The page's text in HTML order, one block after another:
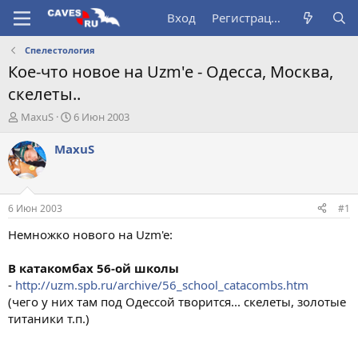
Вход Регистрация
Спелестология
Кое-что новое на Uzm'e - Одесса, Москва,
скелеты..
А
т
о
р
т
е
м
ы
MaxuS
Д
т
а
л
6 Июн 2003
MaxuS
6 Июн 2003 #1
Немножко нового на Uzm'e:
В катакомбах 56-ой школы
- http://uzm.spb.ru/archive/56_school_catacombs.htm
(чего у них там под Одессой творится... скелеты, золотые
титаники т.п.)